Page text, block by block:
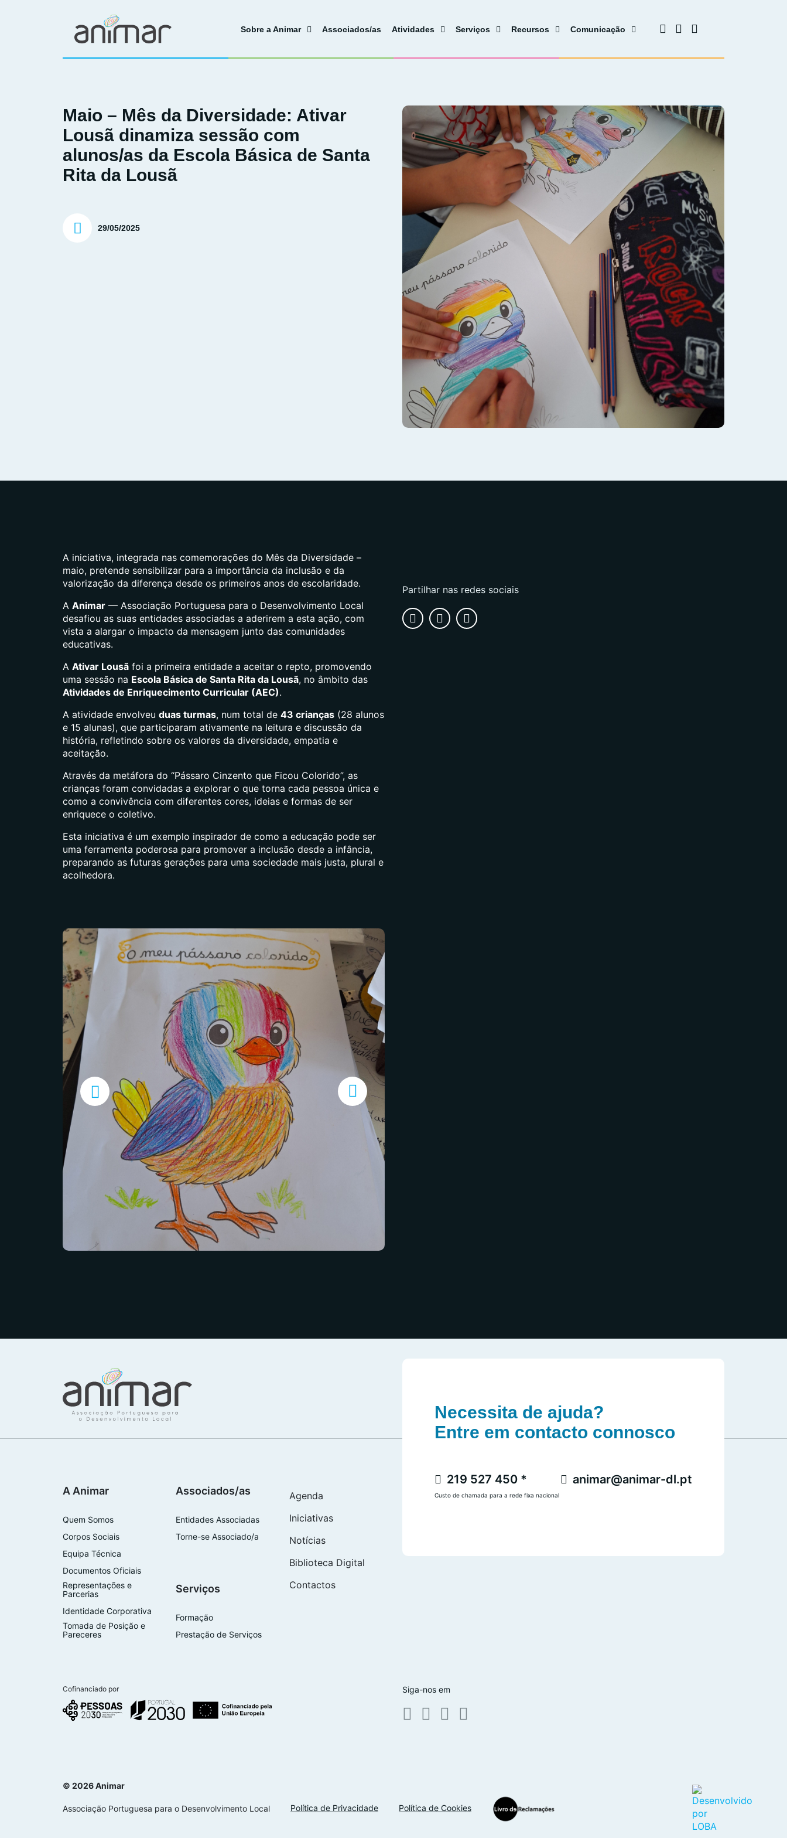
Sobre a Animar Associados/as Atividades Serviços Recursos Comunicação
Maio – Mês da Diversidade: Ativar
Lousã dinamiza sessão com
alunos/as da Escola Básica de Santa
Rita da Lousã
29/05/2025
A iniciativa, integrada nas comemorações do Mês da Diversidade –
maio, pretende sensibilizar para a importância da inclusão e da
valorização da diferença desde os primeiros anos de escolaridade.
A Animar — Associação Portuguesa para o Desenvolvimento Local
desafiou as suas entidades associadas a aderirem a esta ação, com
vista a alargar o impacto da mensagem junto das comunidades
educativas.
A Ativar Lousã foi a primeira entidade a aceitar o repto, promovendo
uma sessão na Escola Básica de Santa Rita da Lousã, no âmbito das
Atividades de Enriquecimento Curricular (AEC).
A atividade envolveu duas turmas, num total de 43 crianças (28 alunos
e 15 alunas), que participaram ativamente na leitura e discussão da
história, refletindo sobre os valores da diversidade, empatia e
aceitação.
Através da metáfora do “Pássaro Cinzento que Ficou Colorido”, as
crianças foram convidadas a explorar o que torna cada pessoa única e
como a convivência com diferentes cores, ideias e formas de ser
enriquece o coletivo.
Esta iniciativa é um exemplo inspirador de como a educação pode ser
uma ferramenta poderosa para promover a inclusão desde a infância,
preparando as futuras gerações para uma sociedade mais justa, plural e
acolhedora.
Partilhar nas redes sociais
A Animar
Quem Somos
Corpos Sociais
Equipa Técnica
Documentos Oficiais
Representações e
Parcerias
Identidade Corporativa
Tomada de Posição e
Pareceres
Associados/as
Entidades Associadas
Torne-se Associado/a
Serviços
Formação
Prestação de Serviços
Agenda
Iniciativas
Notícias
Biblioteca Digital
Contactos
Necessita de ajuda?
Entre em contacto connosco
219 527 450 * animar@animar-dl.pt
Custo de chamada para a rede fixa nacional
Cofinanciado por Siga-nos em
© 2026 Animar
Associação Portuguesa para o Desenvolvimento Local Política de Privacidade Política de Cookies